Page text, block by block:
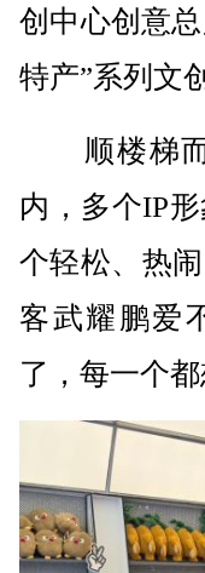
创中心创意
特产”系列文
顺楼梯而
内，多个IP
个轻松、热
客武耀鹏爱
了，每一个